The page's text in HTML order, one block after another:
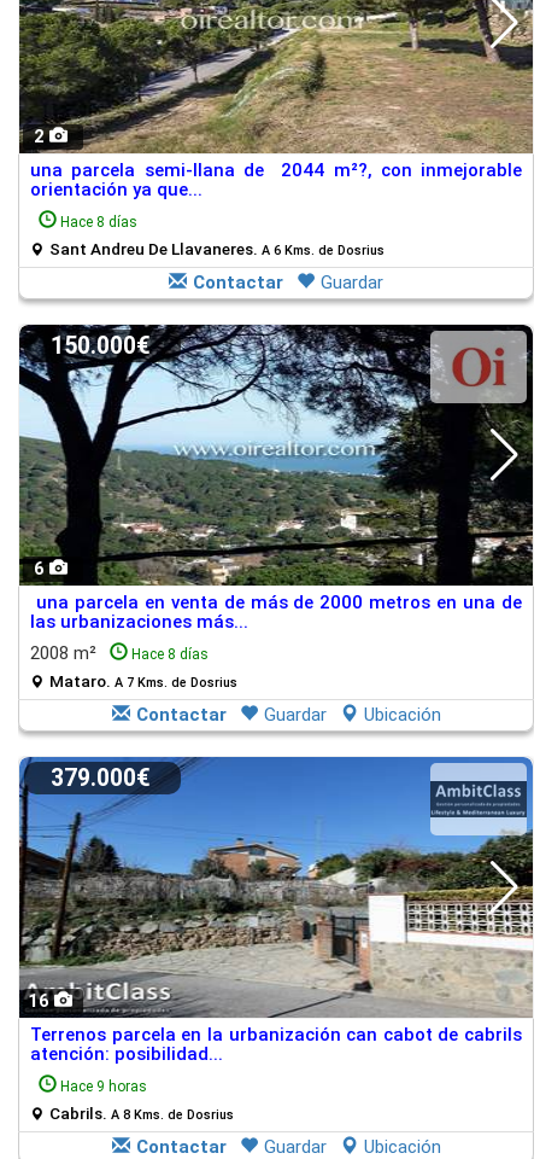
2
una parcela semi-llana de 2044 m²?, con inmejorable
orientación ya que...
Hace 8 días
Sant Andreu De Llavaneres. A 6 Kms. de Dosrius
Contactar Guardar
6
150.000€
una parcela en venta de más de 2000 metros en una de
las urbanizaciones más...
2008 m²
Hace 8 días
Mataro. A 7 Kms. de Dosrius
Contactar Guardar Ubicación
16
379.000€
Terrenos parcela en la urbanización can cabot de cabrils
atención: posibilidad...
Hace 9 horas
Cabrils. A 8 Kms. de Dosrius
Contactar Guardar Ubicación